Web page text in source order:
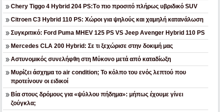
Chery Tiggo 4 Hybrid 204 PS:Tο πιο προσιτό πλήρως υβριδικό SUV
Citroen C3 Hybrid 110 PS: Χώροι για ψηλούς και χαμηλή κατανάλωση
Συγκριτικό: Ford Puma MHEV 125 PS VS Jeep Avenger Hybrid 110 PS
Mercedes CLA 200 Hybrid: Σε τι ξεχώρισε στην δοκιμή μας
Αστυνομικός συνελήφθη στη Μύκονο μετά από καταδίωξη
Μυρίζει άσχημα το air condition; Το κόλπο του ενός λεπτού που
προτείνουν οι ειδικοί
Βία στους δρόμους για «ψύλλου πήδημα»: μήπως έχουμε γίνει
ζούγκλα;